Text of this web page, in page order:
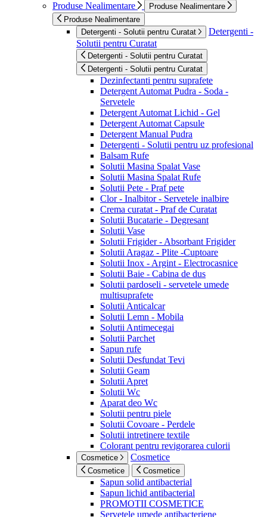
Produse Nealimentare
Produse Nealimentare
Produse Nealimentare
Detergenti - Solutii pentru Curatat
Detergenti -
Solutii pentru Curatat
Detergenti - Solutii pentru Curatat
Detergenti - Solutii pentru Curatat
Dezinfectanti pentru suprafete
Detergent Automat Pudra - Soda -
Servetele
Detergent Automat Lichid - Gel
Detergent Automat Capsule
Detergent Manual Pudra
Detergenti - Solutii pentru uz profesional
Balsam Rufe
Solutii Masina Spalat Vase
Solutii Masina Spalat Rufe
Solutii Pete - Praf pete
Clor - Inalbitor - Servetele inalbire
Crema curatat - Praf de Curatat
Solutii Bucatarie - Degresant
Solutii Vase
Solutii Frigider - Absorbant Frigider
Solutii Aragaz - Plite -Cuptoare
Solutii Inox - Argint - Electrocasnice
Solutii Baie - Cabina de dus
Solutii pardoseli - servetele umede
multisuprafete
Solutii Anticalcar
Solutii Lemn - Mobila
Solutii Antimecegai
Solutii Parchet
Sapun rufe
Solutii Desfundat Tevi
Solutii Geam
Solutii Apret
Solutii Wc
Aparat deo Wc
Solutii pentru piele
Solutii Covoare - Perdele
Solutii intretinere textile
Colorant pentru revigorarea culorii
Cosmetice Cosmetice
Cosmetice Cosmetice
Sapun solid antibacterial
Sapun lichid antibacterial
PROMOTII COSMETICE
Servetele umede antibacteriene